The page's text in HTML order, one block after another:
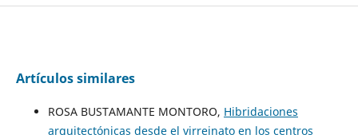
Artículos similares
ROSA BUSTAMANTE MONTORO, Hibridaciones
arquitectónicas desde el virreinato en los centros